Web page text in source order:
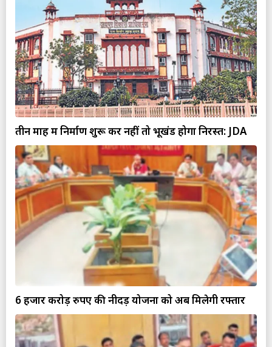
तीन माह में निर्माण शुरू करें नहीं तो भूखंड होगा निरस्त: JDA
6 हजार करोड़ रुपए की नीदड़ योजना को अब मिलेगी रफ्तार